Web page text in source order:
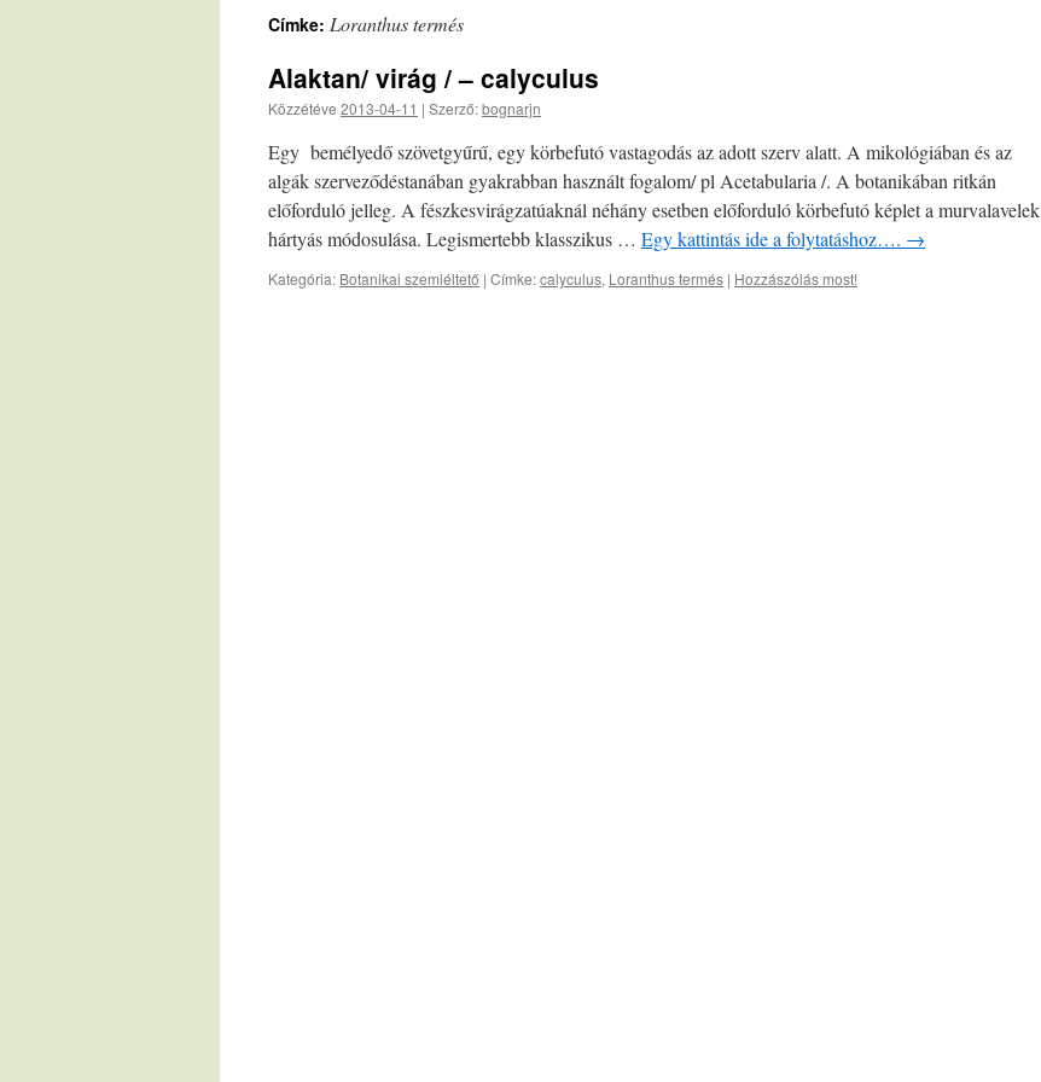
Címke: Loranthus termés
Alaktan/ virág / – calyculus
Közzétéve 2013-04-11 | Szerző:bognarjn
Egy bemélyedő szövetgyűrű, egy körbefutó vastagodás az adott szerv alatt. A mikológiában és az
algák szerveződéstanában gyakrabban használt fogalom/ pl Acetabularia /. A botanikában ritkán
előforduló jelleg. A fészkesvirágzatúaknál néhány esetben előforduló körbefutó képlet a murvalavelek
hártyás módosulása. Legismertebb klasszikus … Egy kattintás ide a folytatáshoz…. →
Kategória: Botanikai szemléltető | Címke:calyculus, Loranthus termés | Hozzászólás most!